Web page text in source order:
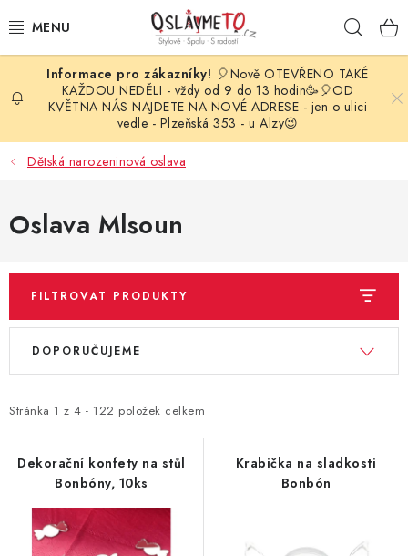
na
OSLAVA NAROZENIN
STYLOVÁ PARTY
DEKORACE A VÝZDOBA
BALÓNKY
SVATEBNÍ DOPLŇKY
BARVY NA OBLIČEJ A VLASY
BUBLIFUKY
DORTOVÉ SVÍČKY A OZDOBY
🎈Nově OTEVŘENO TAKÉ
KAŽDOU NEDĚLI - vždy od 9 do 13 hodin🥳🎈OD
KVĚTNA NÁS NAJDETE NA NOVÉ ADRESE - jen o ulici
vedle - Plzeňská 353 - u Alzy😉
Dětská narozeninová oslava
Oslava Mlsoun
FILTROVAT PRODUKTY
V
i
p
Stránka 1 z 4 - 122 položek celkem
Ř
e
DOPORUČUJEME
Dekorační konfety na stůl
Bonbóny, 10ks
Krabička na sladkosti
Bonbón